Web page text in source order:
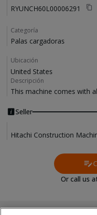
RYUNCH60L00006291
Categoría
Palas cargadoras
Ubicación
United States
Descripción
This machine comes with
Seller
Hitachi Construction
Or call us